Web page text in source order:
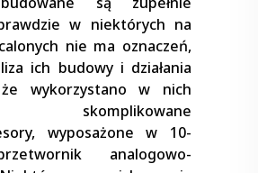
w niektórych na
nie ma oznaczeń,
ich budowy i działania
wykorzystano w nich
skomplikowane
wyposażone w 10-
analogowo-